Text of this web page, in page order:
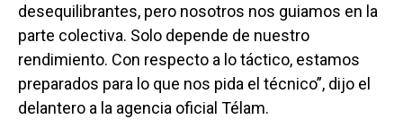
desequilibrantes, pero nosotros nos guiamos en la
parte colectiva. Solo depende de nuestro
rendimiento. Con respecto a lo táctico, estamos
preparados para lo que nos pida el técnico”, dijo el
delantero a la agencia oficial Télam.